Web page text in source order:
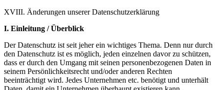
XVIII. Änderungen unserer Datenschutzerklärung
I. Einleitung / Überblick
Der Datenschutz ist seit jeher ein wichtiges Thema. Denn nur durch
den Datenschutz ist es möglich, jeden einzelnen davor zu schützen,
dass er durch den Umgang mit seinen personenbezogenen Daten in
seinem Persönlichkeitsrecht und/oder anderen Rechten
beeinträchtigt wird. Jedes Unternehmen etc. benötigt und unterhält